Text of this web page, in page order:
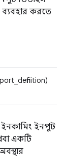
ব্যবহার করতে
ইনপুট
একটি